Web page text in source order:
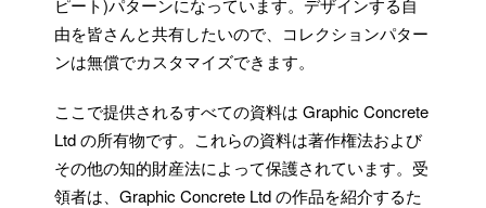
ピート)パターンになっています。デザインする自
由を皆さんと共有したいので、コレクションパター
ンは無償でカスタマイズできます。
ここで提供されるすべての資料は Graphic Concrete
Ltd の所有物です。これらの資料は著作権法および
その他の知的財産法によって保護されています。受
領者は、Graphic Concrete Ltd の作品を紹介するた